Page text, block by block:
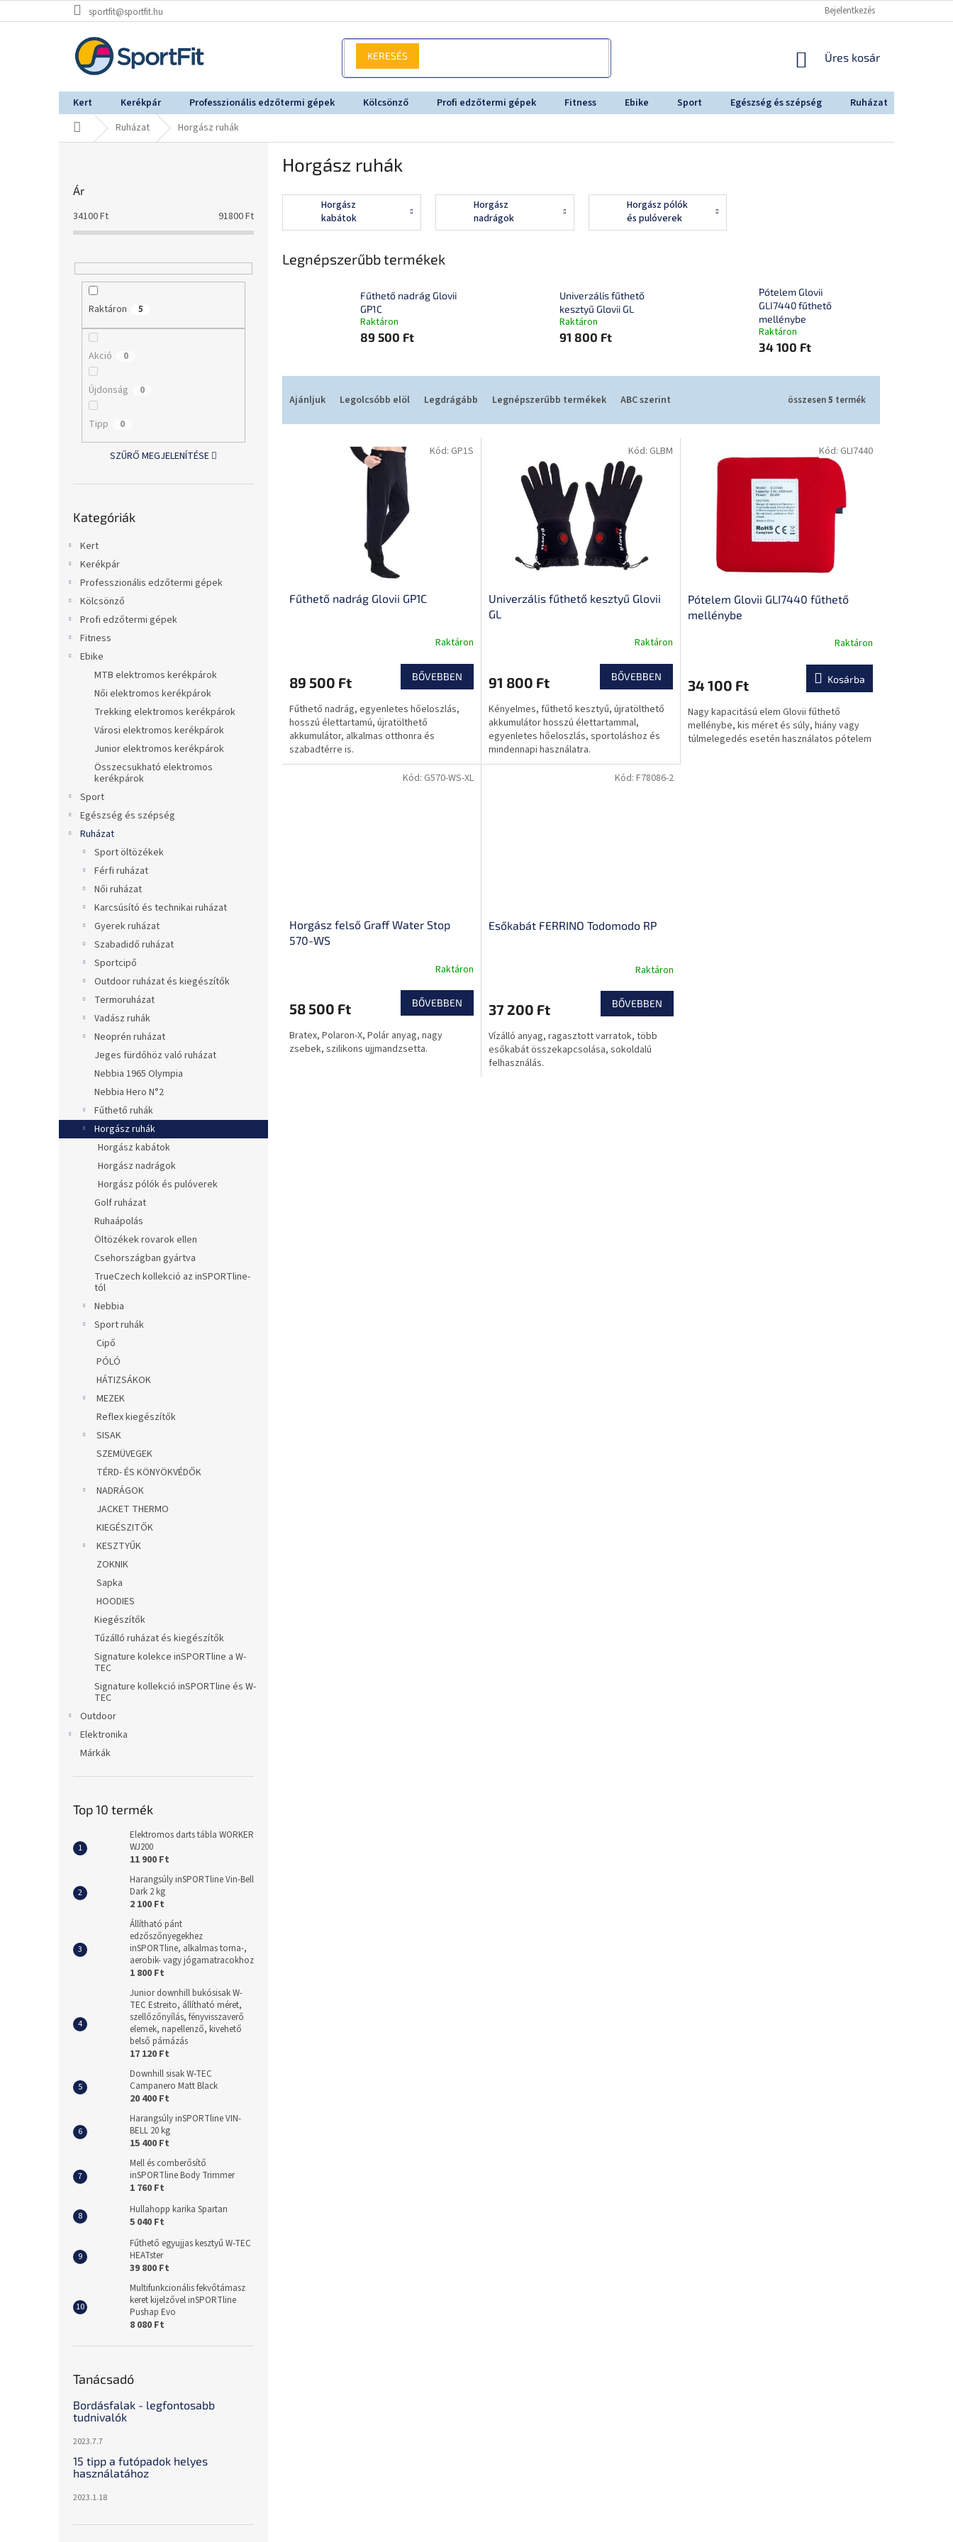
a
sportfit@sportfit.hu Bejelentkezés
KOSÁR
Üres kosár
Kert Kerékpár Professzionális edzőtermi gépek Kölcsönző Profi edzőtermi gépek Fitness Ebike Sport Egészség és szépség Ruházat
KezdőlapRuházat Horgász ruhák
Ár
34100Ft 91800Ft
Raktáron 5
Akció 0
Újdonság 0
Tipp 0
SZŰRŐ MEGJELENÍTÉSE
átugrása
Kategóriák
Kert
Kerékpár
Professzionális edzőtermi gépek
Kölcsönző
Profi edzőtermi gépek
Fitness
Ebike
MTB elektromos kerékpárok
Női elektromos kerékpárok
Trekking elektromos kerékpárok
Városi elektromos kerékpárok
Junior elektromos kerékpárok
Összecsukható elektromos
kerékpárok
Sport
Egészség és szépség
Ruházat
Sport öltözékek
Férfi ruházat
Női ruházat
Karcsúsító és technikai ruházat
Gyerek ruházat
Szabadidő ruházat
Sportcipő
Outdoor ruházat és kiegészítők
Termoruházat
Vadász ruhák
Neoprén ruházat
Jeges fürdőhöz való ruházat
Nebbia 1965 Olympia
Nebbia Hero N°2
Fűthető ruhák
Horgász ruhák
Horgász kabátok
Horgász nadrágok
Horgász pólók és pulóverek
Golf ruházat
Ruhaápolás
Öltözékek rovarok ellen
Csehországban gyártva
TrueCzech kollekció az inSPORTline-
tól
Nebbia
Sport ruhák
Cipő
PÓLÓ
HÁTIZSÁKOK
MEZEK
Reflex kiegészítők
SISAK
SZEMÜVEGEK
TÉRD- ÉS KÖNYÖKVÉDŐK
NADRÁGOK
JACKET THERMO
KIEGÉSZITŐK
KESZTYŰK
ZOKNIK
Sapka
HOODIES
Kiegészítők
Tűzálló ruházat és kiegészítők
Signature kolekce inSPORTline a W-
TEC
Signature kollekció inSPORTline és W-
TEC
Outdoor
Elektronika
Márkák
Top 10 termék
Elektromos darts tábla WORKER
WJ200
11 900 Ft
Harangsúly inSPORTline Vin-Bell
Dark 2 kg
2 100 Ft
Állítható pánt
edzőszőnyegekhez
inSPORTline, alkalmas torna-,
aerobik- vagy jógamatracokhoz
1 800 Ft
Junior downhill bukósisak W-
TEC Estreito, állítható méret,
szellőzőnyílás, fényvisszaverő
elemek, napellenző, kivehető
belső párnázás
17 120 Ft
Downhill sisak W-TEC
Campanero Matt Black
20 400 Ft
Harangsúly inSPORTline VIN-
BELL 20 kg
15 400 Ft
Mell és comberősítő
inSPORTline Body Trimmer
1 760 Ft
Hullahopp karika Spartan
5 040 Ft
Fűthető egyujjas kesztyű W-TEC
HEATster
39 800 Ft
Multifunkcionális fekvőtámasz
keret kijelzővel inSPORTline
Pushap Evo
8 080 Ft
Tanácsadó
Bordásfalak - legfontosabb
tudnivalók
2023.7.7
15 tipp a futópadok helyes
használatához
2023.1.18
Horgász ruhák
Horgász
kabátok
Horgász
nadrágok
Horgász pólók
és pulóverek
Legnépszerűbb termékek
Fűthető nadrág Glovii
GP1C
Raktáron
89 500 Ft
Univerzális fűthető
kesztyű Glovii GL
Raktáron
91 800 Ft
Pótelem Glovii
GLI7440 fűthető
mellénybe
Raktáron
34 100 Ft
Ajánljuk Legolcsóbb elöl Legdrágább Legnépszerűbb termékek ABC szerint összesen5 termék
Fűthető nadrág Glovii GP1C
Raktáron
89 500 Ft BŐVEBBEN
Fűthető nadrág, egyenletes hőeloszlás,
hosszú élettartamú, újratölthető
akkumulátor, alkalmas otthonra és
szabadtérre is.
Kód: GP1S
Univerzális fűthető kesztyű Glovii
GL
Raktáron
91 800 Ft BŐVEBBEN
Kényelmes, fűthető kesztyű, újratölthető
akkumulátor hosszú élettartammal,
egyenletes hőeloszlás, sportoláshoz és
mindennapi használatra.
Kód: GLBM
Pótelem Glovii GLI7440 fűthető
mellénybe
Raktáron
34 100 Ft Kosárba
Nagy kapacitású elem Glovii fűthető
mellénybe, kis méret és súly, hiány vagy
túlmelegedés esetén használatos pótelem
Kód: GLI7440
Horgász felső Graff Water Stop
570-WS
Raktáron
58 500 Ft BŐVEBBEN
Bratex, Polaron-X, Polár anyag, nagy
zsebek, szilikons ujjmandzsetta.
Kód: G570-WS-XL
Esőkabát FERRINO Todomodo RP
Raktáron
37 200 Ft BŐVEBBEN
Vízálló anyag, ragasztott varratok, több
esőkabát összekapcsolása, sokoldalú
felhasználás.
Kód: F78086-2